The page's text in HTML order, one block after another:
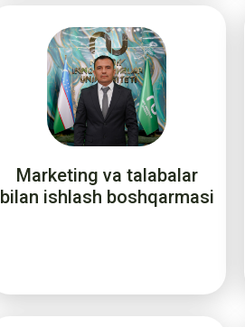
Marketing va talabalar
bilan ishlash boshqarmasi